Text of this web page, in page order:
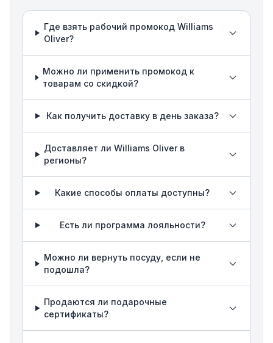
Где взять рабочий промокод Williams
Oliver?
Можно ли применить промокод к
товарам со скидкой?
Как получить доставку в день заказа?
Доставляет ли Williams Oliver в
регионы?
Какие способы оплаты доступны?
Есть ли программа лояльности?
Можно ли вернуть посуду, если не
подошла?
Продаются ли подарочные
сертификаты?